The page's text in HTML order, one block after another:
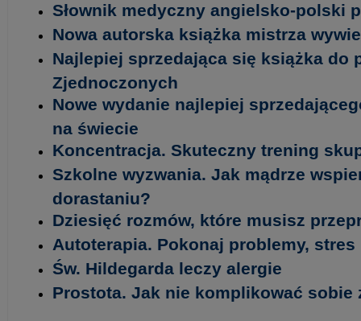
Słownik medyczny angielsko-polski
Nowa autorska książka mistrza
Najlepiej sprzedająca się książka do
Zjednoczonych
Nowe wydanie najlepiej
na świecie
Koncentracja. Skuteczny trening
Szkolne wyzwania. Jak mądrze
dorastaniu?
Dziesięć rozmów, które musisz
Autoterapia. Pokonaj problemy, stres
Św. Hildegarda leczy alergie
Prostota. Jak nie komplikować sobie